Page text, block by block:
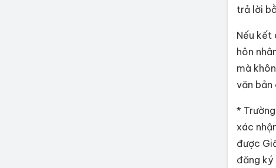
trả lời
Nếu kết
hôn
mà
văn bản
*
xác
được
đăng ký